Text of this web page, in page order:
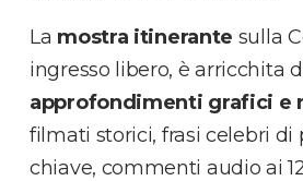
La mostra itinerante sulla
ingresso libero, è arricchita
approfondimenti grafici e
filmati storici, frasi celebri di
chiave, commenti audio ai